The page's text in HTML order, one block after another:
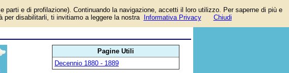
storici, i successi
Pagine Utili
Decennio 1880 - 1889
parti e di profilazione). Continuando la navigazione, accetti il loro utilizzo. Per saperne di più e
per disabilitarli, ti invitiamo a leggere la nostra
Informativa Privacy Chiudi